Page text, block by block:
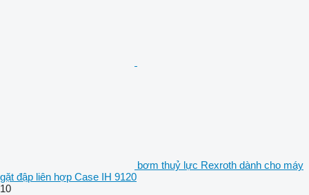
bơm thuỷ lực Rexroth dành cho máy
gặt đập liên hợp Case IH 9120
10